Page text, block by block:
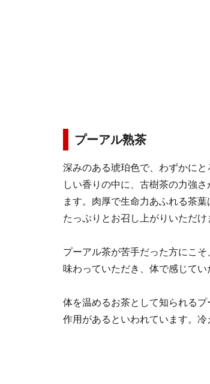
プーアル熟茶
深みのある琥珀色で、わずかに
しい香りの中に、古樹茶の力強
ます。肉厚で生命力あふれる茶
たっぷりとお召し上がりいただけ
プーアル茶が苦手だった方にこ
味わっていただき、体で感じてい
体を温めるお茶として知られる
作用があるといわれています。冷